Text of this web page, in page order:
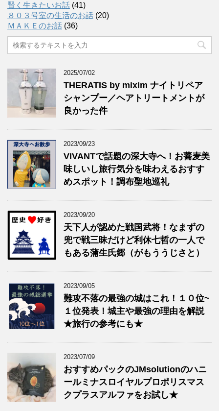
賢く生きたいお話 (41)
８０３号室の生活のお話 (20)
ＭＡＫＥのお話 (36)
2025/07/02
THERATIS by mixim ナイトリペア
シャンプー／ヘアトリートメントが
良かった件
2023/09/23
VIVANTで話題の深大寺へ！お蕎麦美
味しいし旅行気分を味わえるおすす
めスポット！調布聖地巡礼
2023/09/20
天下人が認めた戦国武将！なまずの
兜で戦三昧だけど利休七哲の一人で
もある蒲生氏郷（がもううじさと）
2023/09/05
難攻不落の最強の城はこれ！１０位~
１位発表！城主や最強の理由を解説
★旅行の参考にも★
2023/07/09
おすすめパックのJMsolutionのハニ
ールミナスロイヤルプロポリスマス
クプラスアルファをお試し★